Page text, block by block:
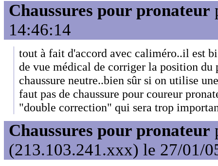
Chaussures pour pronateur
14:46:14
tout à fait d'accord avec caliméro..il est
de vue médical de corriger la position du
chaussure neutre..bien sûr si on utilise
faut pas de chaussure pour coureur
"double correction" qui sera trop
Chaussures pour pronateur
(213.103.241.xxx) le 27/01/